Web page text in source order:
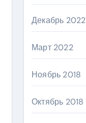
Декабрь 2022
Март 2022
Ноябрь 2018
Октябрь 2018